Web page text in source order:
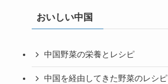
おいしい中国
中国野菜の栄養とレシピ
中国を経由してきた野菜のレシピ